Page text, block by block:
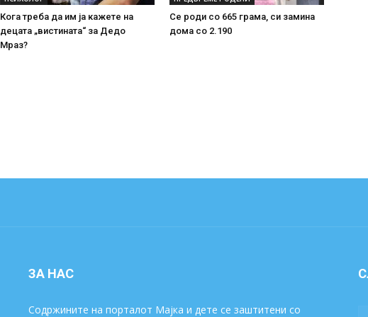
Кога треба да им ја кажете на
децата „вистината“ за Дедо
Мраз?
Се роди со 665 грама, си замина
дома со 2.190
ЗА НАС
Содржините на порталот Мајка и дете се заштитени со